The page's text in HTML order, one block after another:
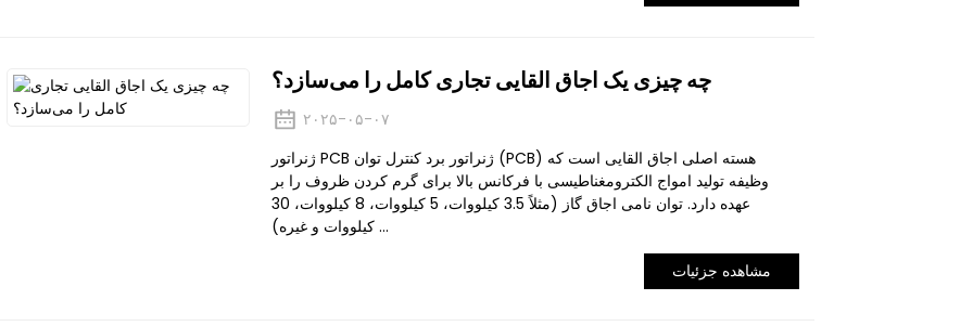
چه چیزی یک اجاق القایی تجاری کامل را می‌سازد؟
۲۰۲۵-۰۵-۰۷
ژنراتور PCB ژنراتور برد کنترل توان (PCB) هسته اصلی اجاق القایی است که
وظیفه تولید امواج الکترومغناطیسی با فرکانس بالا برای گرم کردن ظروف را بر
عهده دارد. توان نامی اجاق گاز (مثلاً 3.5 کیلووات، 5 کیلووات، 8 کیلووات، 30
کیلووات و غیره) ...
مشاهده جزئیات